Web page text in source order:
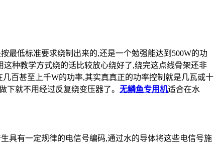
最低标准要求绕制出来的,还是一个勉强能达到500W的功
种教学方式绕的话比较放心绕好了,绕完这点线骨架还非
百甚至上千W的功率,其实真真正的功率控制就是几瓦或十
就不用经过反复绕变压器了。 无鳞鱼专用机适合在水
具有一定规律的电信号编码,通过水的导体将这些电信号施